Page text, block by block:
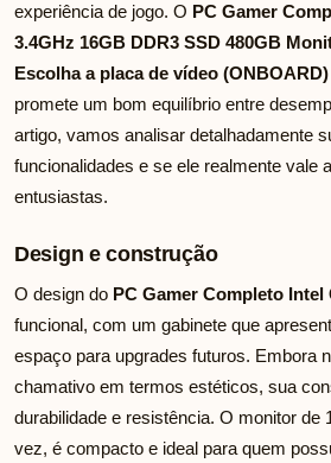
experiência de jogo. O PC Gamer
3.4GHz 16GB DDR3 SSD 480GB
Escolha a placa de vídeo (ONBOARD)
promete um bom equilíbrio entre
artigo, vamos analisar detalhadamente
funcionalidades e se ele realmente vale
entusiastas.
Design e construção
O design do PC Gamer Completo Intel
funcional, com um gabinete que
espaço para upgrades futuros. Embora
chamativo em termos estéticos, sua
durabilidade e resistência. O monitor de
vez, é compacto e ideal para quem